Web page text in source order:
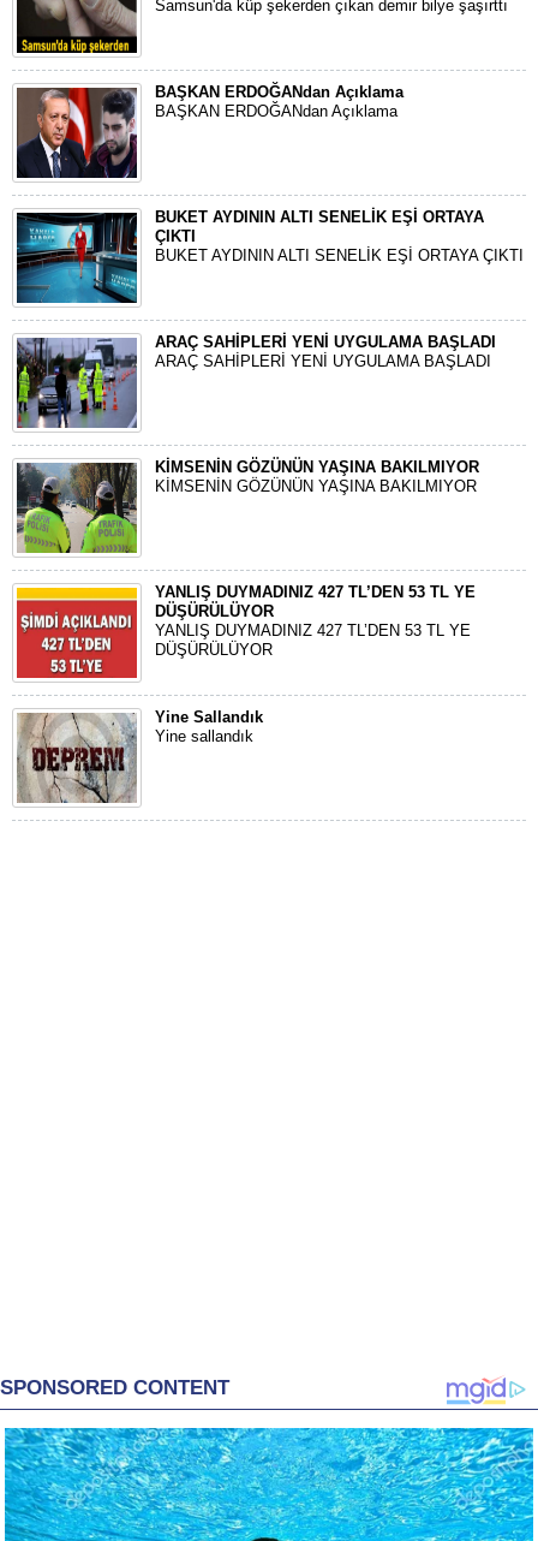
Samsun'da küp şekerden çıkan demir bilye şaşırttı
BAŞKAN ERDOĞANdan Açıklama
BAŞKAN ERDOĞANdan Açıklama
BUKET AYDININ ALTI SENELİK EŞİ ORTAYA
ÇIKTI
BUKET AYDININ ALTI SENELİK EŞİ ORTAYA ÇIKTI
ARAÇ SAHİPLERİ YENİ UYGULAMA BAŞLADI
ARAÇ SAHİPLERİ YENİ UYGULAMA BAŞLADI
KİMSENİN GÖZÜNÜN YAŞINA BAKILMIYOR
KİMSENİN GÖZÜNÜN YAŞINA BAKILMIYOR
YANLIŞ DUYMADINIZ 427 TL’DEN 53 TL YE
DÜŞÜRÜLÜYOR
YANLIŞ DUYMADINIZ 427 TL’DEN 53 TL YE
DÜŞÜRÜLÜYOR
Yine Sallandık
Yine sallandık